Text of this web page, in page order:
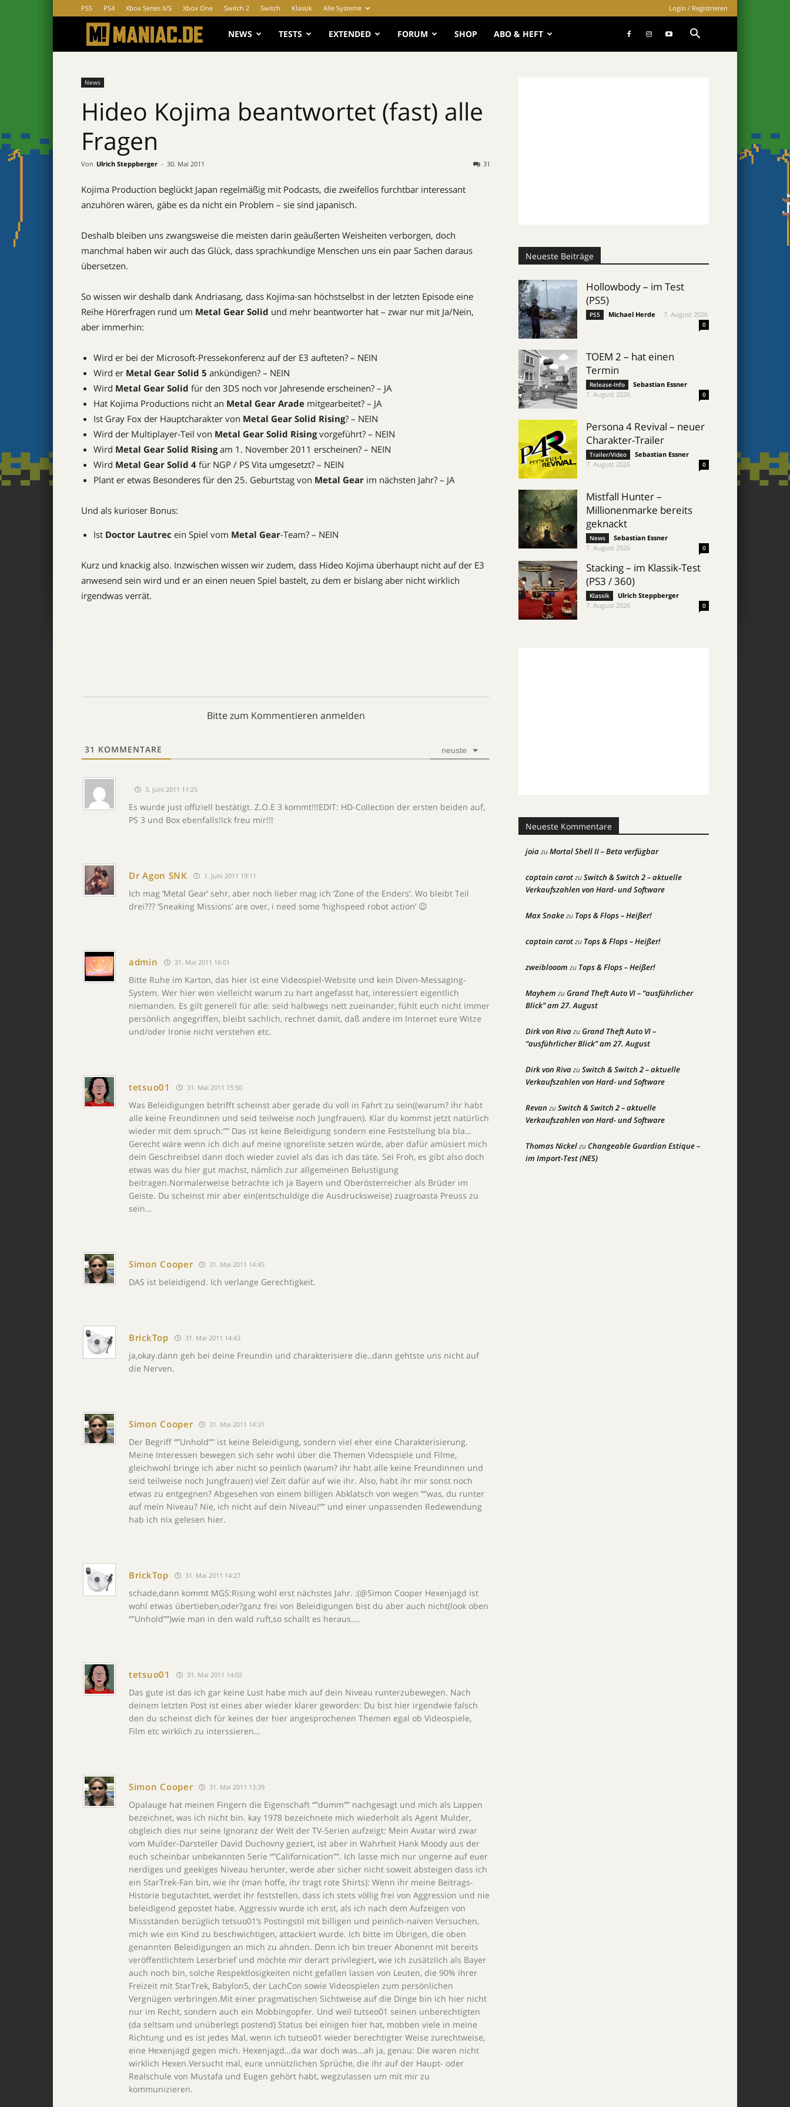
PS5 PS4 Xbox Series X/S Xbox One Switch 2 Switch Klassik Alle Systeme Login / Registrieren
MANIAC.de
NEWS TESTS EXTENDED FORUM SHOP ABO & HEFT
News
Hideo Kojima beantwortet (fast) alle
Fragen
Von Ulrich Steppberger - 30. Mai 2011 31
Kojima Production beglückt Japan regelmäßig mit Podcasts, die zweifellos furchtbar interessant
anzuhören wären, gäbe es da nicht ein Problem – sie sind japanisch.
Deshalb bleiben uns zwangsweise die meisten darin geäußerten Weisheiten verborgen, doch
manchmal haben wir auch das Glück, dass sprachkundige Menschen uns ein paar Sachen daraus
übersetzen.
So wissen wir deshalb dank Andriasang, dass Kojima-san höchstselbst in der letzten Episode eine
Reihe Hörerfragen rund um Metal Gear Solid und mehr beantworter hat – zwar nur mit Ja/Nein,
aber immerhin:
Wird er bei der Microsoft-Pressekonferenz auf der E3 aufteten? – NEIN
Wird er Metal Gear Solid 5 ankündigen? – NEIN
Wird Metal Gear Solid für den 3DS noch vor Jahresende erscheinen? – JA
Hat Kojima Productions nicht an Metal Gear Arade mitgearbeitet? – JA
Ist Gray Fox der Hauptcharakter von Metal Gear Solid Rising? – NEIN
Wird der Multiplayer-Teil von Metal Gear Solid Risingvorgeführt? – NEIN
Wird Metal Gear Solid Risingam 1. November 2011 erscheinen? – NEIN
Wird Metal Gear Solid 4 für NGP / PS Vita umgesetzt? – NEIN
Plant er etwas Besonderes für den 25. Geburtstag von Metal Gear im nächsten Jahr? – JA
Und als kurioser Bonus:
Ist Doctor Lautrec ein Spiel vom Metal Gear-Team? – NEIN
Kurz und knackig also. Inzwischen wissen wir zudem, dass Hideo Kojima überhaupt nicht auf der E3
anwesend sein wird und er an einen neuen Spiel bastelt, zu dem er bislang aber nicht wirklich
irgendwas verrät.
Bitte zum Kommentieren anmelden
31 KOMMENTARE neuste
3. Juni 2011 11:25
Es wurde just offiziell bestätigt. Z.O.E 3 kommt!!!EDIT: HD-Collection der ersten beiden auf,
PS 3 und Box ebenfalls!Ick freu mir!!!
Dr Agon SNK 1. Juni 2011 19:11
Ich mag ‘Metal Gear’ sehr, aber noch lieber mag ich ‘Zone of the Enders’. Wo bleibt Teil
drei??? ‘Sneaking Missions’ are over, i need some ‘highspeed robot action’ 😉
admin 31. Mai 2011 16:01
Bitte Ruhe im Karton, das hier ist eine Videospiel-Website und kein Diven-Messaging-
System. Wer hier wen vielleicht warum zu hart angefasst hat, interessiert eigentlich
niemanden. Es gilt generell für alle: seid halbwegs nett zueinander, fühlt euch nicht immer
persönlich angegriffen, bleibt sachlich, rechnet damit, daß andere im Internet eure Witze
und/oder Ironie nicht verstehen etc.
tetsuo01 31. Mai 2011 15:50
Was Beleidigungen betrifft scheinst aber gerade du voll in Fahrt zu sein((warum? ihr habt
alle keine Freundinnen und seid teilweise noch Jungfrauen). Klar du kommst jetzt natürlich
wieder mit dem spruch:”” Das ist keine Beleidigung sondern eine Feststellung bla bla…
Gerecht wäre wenn ich dich auf meine ignoreliste setzen würde, aber dafür amüsiert mich
dein Geschreibsel dann doch wieder zuviel als das ich das täte. Sei Froh, es gibt also doch
etwas was du hier gut machst, nämlich zur allgemeinen Belustigung
beitragen.Normalerweise betrachte ich ja Bayern und Oberösterreicher als Brüder im
Geiste. Du scheinst mir aber ein(entschuldige die Ausdrucksweise) zuagroasta Preuss zu
sein…
Simon Cooper 31. Mai 2011 14:45
DAS ist beleidigend. Ich verlange Gerechtigkeit.
BrickTop 31. Mai 2011 14:43
ja,okay.dann geh bei deine Freundin und charakterisiere die..dann gehtste uns nicht auf
die Nerven.
Simon Cooper 31. Mai 2011 14:31
Der Begriff “”Unhold”” ist keine Beleidigung, sondern viel eher eine Charakterisierung.
Meine Interessen bewegen sich sehr wohl über die Themen Videospiele und Filme,
gleichwohl bringe ich aber nicht so peinlich (warum? ihr habt alle keine Freundinnen und
seid teilweise noch Jungfrauen) viel Zeit dafür auf wie ihr. Also, habt ihr mir sonst noch
etwas zu entgegnen? Abgesehen von einem billigen Abklatsch von wegen “”was, du runter
auf mein Niveau? Nie, ich nicht auf dein Niveau!”” und einer unpassenden Redewendung
hab ich nix gelesen hier.
BrickTop 31. Mai 2011 14:27
schade,dann kommt MGS:Rising wohl erst nächstes Jahr. :(@Simon Cooper Hexenjagd ist
wohl etwas übertieben,oder?ganz frei von Beleidigungen bist du aber auch nicht(look oben
“”Unhold””)wie man in den wald ruft,so schallt es heraus….
tetsuo01 31. Mai 2011 14:02
Das gute ist das ich gar keine Lust habe mich auf dein Niveau runterzubewegen. Nach
deinem letzten Post ist eines aber wieder klarer geworden: Du bist hier irgendwie falsch
den du scheinst dich für keines der hier angesprochenen Themen egal ob Videospiele,
Film etc wirklich zu interssieren…
Simon Cooper 31. Mai 2011 13:39
Opalauge hat meinen Fingern die Eigenschaft “”dumm”” nachgesagt und mich als Lappen
bezeichnet, was ich nicht bin. kay 1978 bezeichnete mich wiederholt als Agent Mulder,
obgleich dies nur seine Ignoranz der Welt der TV-Serien aufzeigt: Mein Avatar wird zwar
vom Mulder-Darsteller David Duchovny geziert, ist aber in Wahrheit Hank Moody aus der
euch scheinbar unbekannten Serie “”Californication””. Ich lasse mich nur ungerne auf euer
nerdiges und geekiges Niveau herunter, werde aber sicher nicht soweit absteigen dass ich
ein StarTrek-Fan bin, wie ihr (man hoffe, ihr tragt rote Shirts): Wenn ihr meine Beitrags-
Historie begutachtet, werdet ihr feststellen, dass ich stets völlig frei von Aggression und nie
beleidigend gepostet habe. Aggressiv wurde ich erst, als ich nach dem Aufzeigen von
Missständen bezüglich tetsuo01’s Postingstil mit billigen und peinlich-naiven Versuchen,
mich wie ein Kind zu beschwichtigen, attackiert wurde. Ich bitte im Übrigen, die oben
genannten Beleidigungen an mich zu ahnden. Denn ich bin treuer Abonennt mit bereits
veröffentlichtem Leserbrief und möchte mir derart privilegiert, wie ich zusätzlich als Bayer
auch noch bin, solche Respektlosigkeiten nicht gefallen lassen von Leuten, die 90% ihrer
Freizeit mit StarTrek, Babylon5, der LachCon sowie Videospielen zum persönlichen
Vergnügen verbringen.Mit einer pragmatischen Sichtweise auf die Dinge bin ich hier nicht
nur im Recht, sondern auch ein Mobbingopfer. Und weil tutseo01 seinen unberechtigten
(da seltsam und unüberlegt postend) Status bei einigen hier hat, mobben viele in meine
Richtung und es ist jedes Mal, wenn ich tutseo01 wieder berechtigter Weise zurechtweise,
eine Hexenjagd gegen mich. Hexenjagd…da war doch was…ah ja, genau: Die waren nicht
wirklich Hexen.Versucht mal, eure unnützlichen Sprüche, die ihr auf der Haupt- oder
Realschule von Mustafa und Eugen gehört habt, wegzulassen um mit mir zu
kommunizieren.
Neueste Beiträge
Hollowbody – im Test
(PS5)
PS5 Michael Herde 7. August 2026
0
TOEM 2 – hat einen
Termin
Release-Info Sebastian Essner
7. August 2026
0
Persona 4 Revival – neuer
Charakter-Trailer
Trailer/Video Sebastian Essner
7. August 2026
0
Mistfall Hunter –
Millionenmarke bereits
geknackt
News Sebastian Essner
7. August 2026
0
Stacking – im Klassik-Test
(PS3 / 360)
Klassik Ulrich Steppberger
7. August 2026
0
Neueste Kommentare
joiazuMortal Shell II – Beta verfügbar
captain carotzuSwitch & Switch 2 – aktuelle
Verkaufszahlen von Hard- und Software
Max Snakezu Tops & Flops – Heißer!
captain carotzu Tops & Flops – Heißer!
zweiblooom zu Tops & Flops – Heißer!
Mayhem zuGrand Theft Auto VI – “ausführlicher
Blick” am 27. August
Dirk von RivazuGrand Theft Auto VI –
“ausführlicher Blick” am 27. August
Dirk von RivazuSwitch & Switch 2 – aktuelle
Verkaufszahlen von Hard- und Software
Revan zuSwitch & Switch 2 – aktuelle
Verkaufszahlen von Hard- und Software
Thomas NickelzuChangeable Guardian Estique –
im Import-Test (NES)